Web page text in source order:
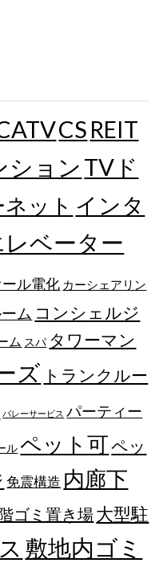
CS REIT
ション TVド
ット インタ
レベーター
ル電化 カーシェアリン
ム コンシェルジ
ム スパ タワーマン
ズ トランクルー
バレーサービス パーティー
ル ペット可ペッ
免震構造 内廊下
ゴミ置き場大型駐
敷地内ゴミ